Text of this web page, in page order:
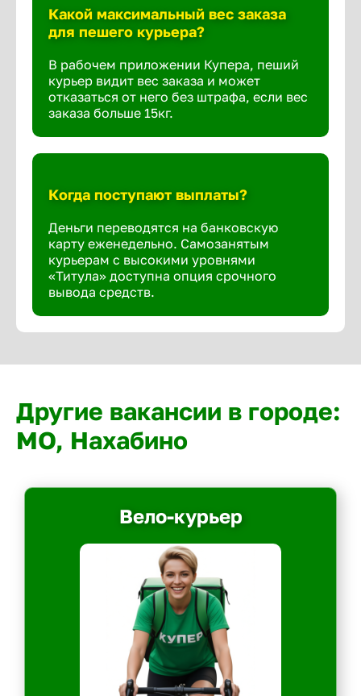
Какой максимальный вес заказа
для пешего курьера?
В рабочем приложении Купера, пеший
курьер видит вес заказа и может
отказаться от него без штрафа, если вес
заказа больше 15кг.
Когда поступают выплаты?
Деньги переводятся на банковскую
карту еженедельно. Самозанятым
курьерам с высокими уровнями
«Титула» доступна опция срочного
вывода средств.
Другие вакансии в городе:
МО, Нахабино
Вело-курьер